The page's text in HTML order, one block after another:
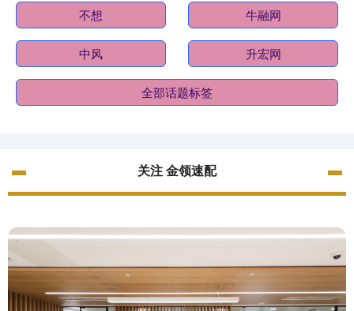
不想 牛融网
中风 升宏网
全部话题标签
关注 金领速配